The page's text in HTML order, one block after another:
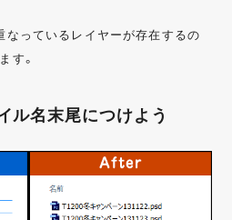
なっているレイヤーが存在するの
す。
ル名末尾につけよう